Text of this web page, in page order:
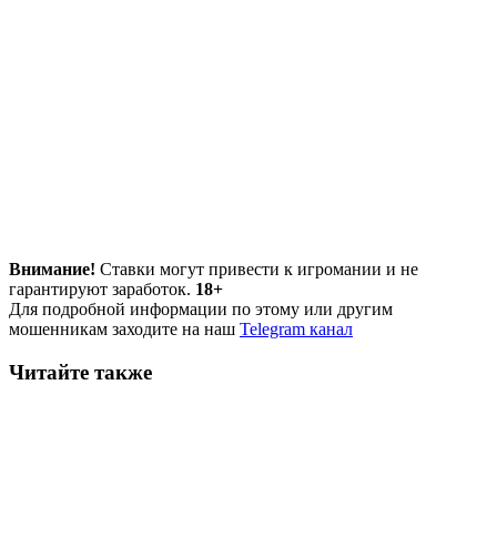
Внимание! Ставки могут привести к игромании и не
гарантируют заработок. 18+
Для подробной информации по этому или другим
мошенникам заходите на наш Telegram канал
Читайте также